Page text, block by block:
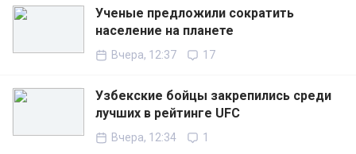
Ученые предложили сократить
население на планете
Вчера, 12:37 17
Узбекские бойцы закрепились среди
лучших в рейтинге UFC
Вчера, 12:34 1